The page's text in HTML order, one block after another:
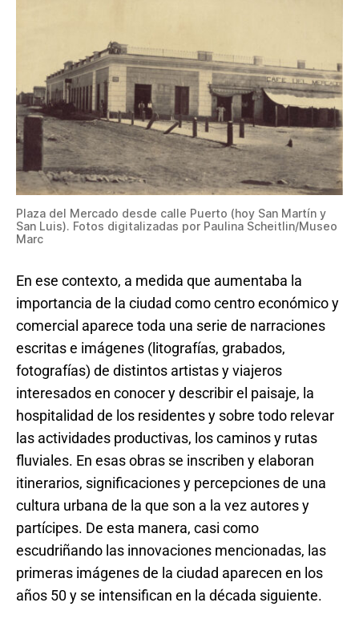
Plaza del Mercado desde calle Puerto (hoy San Martín y
San Luis). Fotos digitalizadas por Paulina Scheitlin/Museo
Marc
En ese contexto, a medida que aumentaba la
importancia de la ciudad como centro económico y
comercial aparece toda una serie de narraciones
escritas e imágenes (litografías, grabados,
fotografías) de distintos artistas y viajeros
interesados en conocer y describir el paisaje, la
hospitalidad de los residentes y sobre todo relevar
las actividades productivas, los caminos y rutas
fluviales. En esas obras se inscriben y elaboran
itinerarios, significaciones y percepciones de una
cultura urbana de la que son a la vez autores y
partícipes. De esta manera, casi como
escudriñando las innovaciones mencionadas, las
primeras imágenes de la ciudad aparecen en los
años 50 y se intensifican en la década siguiente.